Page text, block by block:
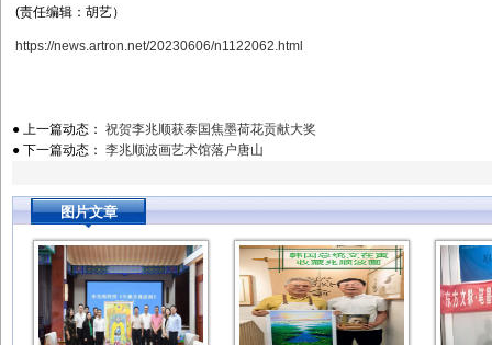
(责任编辑：胡艺）
https://news.artron.net/20230606/n1122062.html
● 上一篇动态： 祝贺李兆顺获泰国焦墨荷花贡献大奖
● 下一篇动态： 李兆顺波画艺术馆落户唐山
图片文章